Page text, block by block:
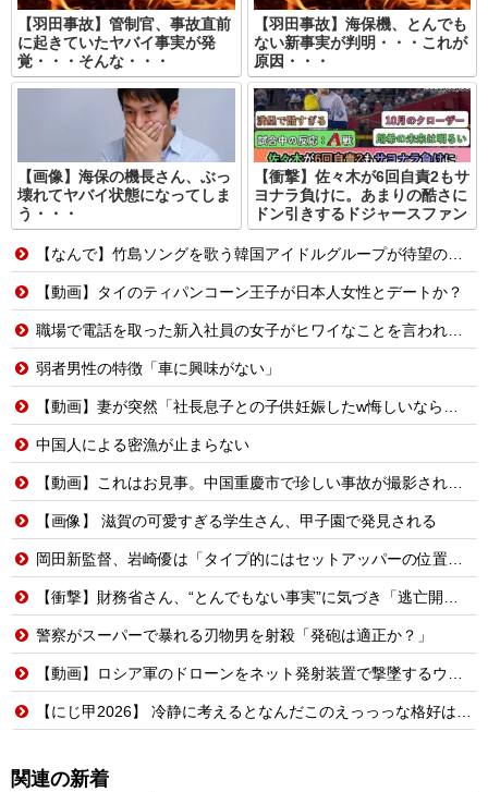
【羽田事故】管制官、事故直前
に起きていたヤバイ事実が発
覚・・・そんな・・・
【羽田事故】海保機、とんでも
ない新事実が判明・・・これが
原因・・・
【画像】海保の機長さん、ぶっ
壊れてヤバイ状態になってしま
う・・・
【衝撃】佐々木が6回自責2もサ
ヨナラ負けに。あまりの酷さに
ドン引きするドジャースファン
【なんで】竹島ソングを歌う韓国アイドルグループが待望の日本デビュー
【動画】タイのティパンコーン王子が日本人女性とデートか？
職場で電話を取った新入社員の女子がヒワイなことを言われてショックを受けたことがあった
弱者男性の特徴「車に興味がない」
【動画】妻が突然「社長息子との子供妊娠したw悔しいなら早く見つけてよw」→10年間、誰も探さず無視し続けた結果
中国人による密漁が止まらない
【動画】これはお見事。中国重慶市で珍しい事故が撮影される。
【画像】 滋賀の可愛すぎる学生さん、甲子園で発見される
岡田新監督、岩崎優は「タイプ的にはセットアッパーの位置が一番合うてる」←おーん
【衝撃】財務省さん、“とんでもない事実”に気づき「逃亡開始wwwww」
警察がスーパーで暴れる刃物男を射殺「発砲は適正か？」
【動画】ロシア軍のドローンをネット発射装置で撃墜するウクライナ。
【にじ甲2026】 冷静に考えるとなんだこのえっっっな格好は…？
関連の新着